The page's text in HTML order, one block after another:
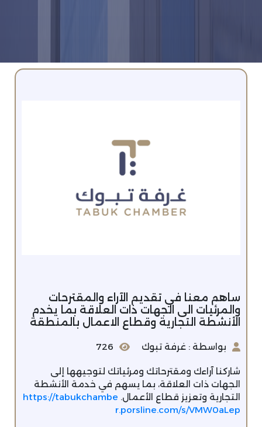
ساهم معنا في تقديم الآراء والمقترحات
والمرئيات الى الجهات ذات العلاقة بما يخدم
الأنشطة التجارية وقطاع الاعمال بالمنطقة
بواسطة : غرفة تبوك 726
شاركنا آراءك ومقترحاتك ومرئياتك لتوجيهها إلى
الجهات ذات العلاقة، بما يسهم في خدمة الأنشطة
التجارية وتعزيز قطاع الأعمال. https://tabukchambe
r.porsline.com/s/VMW0aLep